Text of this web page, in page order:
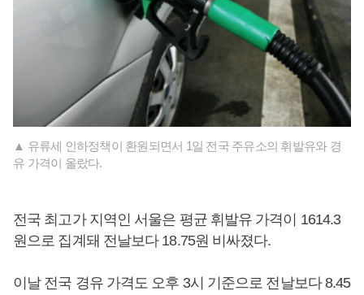
▲ 유류세 인하정책이 환원되면서 1일 전국 주유소의 휘발유와 경
유 가격이 올랐다.
전국 최고가 지역인 서울은 평균 휘발유 가격이 1614.3
원으로 집계돼 전날보다 18.75원 비싸졌다.
이날 전국 경유 가격도 오후 3시 기준으로 전날보다 8.45